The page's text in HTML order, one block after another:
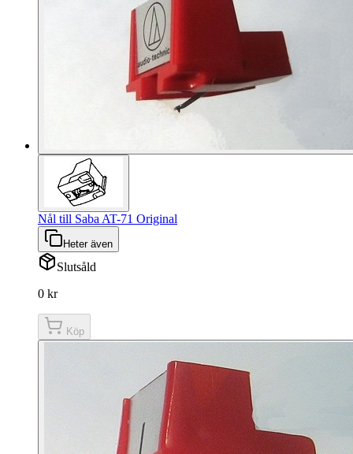
Nål till Saba AT-71 Original
Heter även
Slutsåld
0 kr
Köp